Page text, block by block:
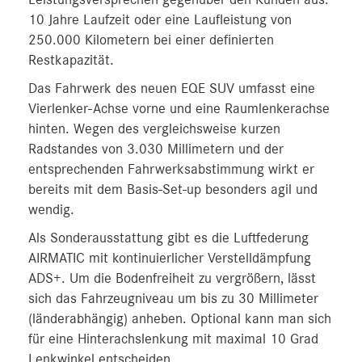
10 Jahre Laufzeit oder eine Laufleistung von
250.000 Kilometern bei einer definierten
Restkapazität.
Das Fahrwerk des neuen EQE SUV umfasst eine
Vierlenker-Achse vorne und eine Raumlenkerachse
hinten. Wegen des vergleichsweise kurzen
Radstandes von 3.030 Millimetern und der
entsprechenden Fahrwerksabstimmung wirkt er
bereits mit dem Basis-Set-up besonders agil und
wendig.
Als Sonderausstattung gibt es die Luftfederung
AIRMATIC mit kontinuierlicher Verstelldämpfung
ADS+. Um die Bodenfreiheit zu vergrößern, lässt
sich das Fahrzeugniveau um bis zu 30 Millimeter
(länderabhängig) anheben. Optional kann man sich
für eine Hinterachslenkung mit maximal 10 Grad